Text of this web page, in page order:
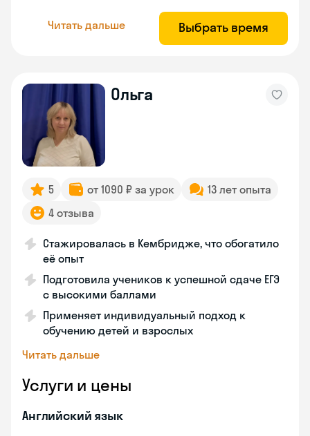
Читать дальше Выбрать время
Ольга
5 от 1090 ₽ за урок
13 лет опыта
4 отзыва
Стажировалась в Кембридже, что обогатило
её опыт
Подготовила учеников к успешной сдаче ЕГЭ
с высокими баллами
Применяет индивидуальный подход к
обучению детей и взрослых
Читать дальше
Услуги и цены
Английский язык